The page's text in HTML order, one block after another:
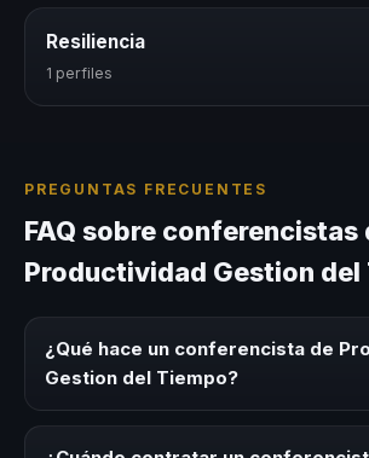
Resiliencia
1 perfiles
PREGUNTAS FRECUENTES
FAQ sobre conferencistas
Productividad Gestion del
¿Qué hace un conferencista de
Gestion del Tiempo?
un experto que comparte conocimiento,